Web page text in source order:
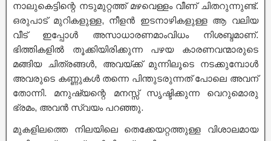
നാലുകെട്ടിന്റെ നടുമുറ്റത്ത് മഴവെള്ളം വീണ് ചിതറുന്നുണ്ട്.
ഒരുപാട് മുറികളുള്ള, നീളൻ ഇടനാഴികളുള്ള ആ വലിയ
വീട് ഇപ്പോൾ അസാധാരണമാംവിധം നിശബ്ദമാണ്.
ഭിത്തികളിൽ തൂക്കിയിരിക്കുന്ന പഴയ കാരണവന്മാരുടെ
മങ്ങിയ ചിത്രങ്ങൾ, അവയ്ക്ക് മുന്നിലൂടെ നടക്കുമ്പോൾ
അവരുടെ കണ്ണുകൾ തന്നെ പിന്തുടരുന്നത് പോലെ അവന്
തോന്നി. മനുഷ്യന്റെ മനസ്സ് സൃഷ്ടിക്കുന്ന വെറുമൊരു
ഭ്രമം, അവൻ സ്വയം പറഞ്ഞു.
മുകളിലത്തെ നിലയിലെ തെക്കേയറ്റത്തുള്ള വിശാലമായ